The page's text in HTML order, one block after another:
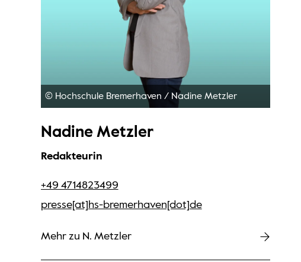
© Hochschule Bremerhaven/ Nadine Metzler
Nadine Metzler
Redakteurin
+49 4714823499
presse[at]hs-bremerhaven[dot]de
Mehr zu N. Metzler